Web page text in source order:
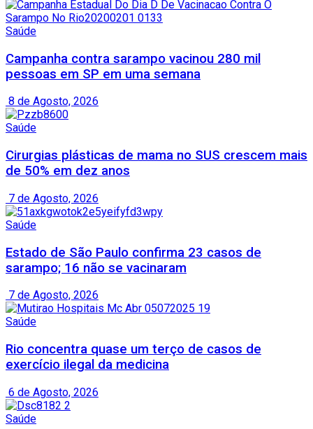
Saúde
Campanha contra sarampo vacinou 280 mil
pessoas em SP em uma semana
8 de Agosto, 2026
Saúde
Cirurgias plásticas de mama no SUS crescem mais
de 50% em dez anos
7 de Agosto, 2026
Saúde
Estado de São Paulo confirma 23 casos de
sarampo; 16 não se vacinaram
7 de Agosto, 2026
Saúde
Rio concentra quase um terço de casos de
exercício ilegal da medicina
6 de Agosto, 2026
Saúde